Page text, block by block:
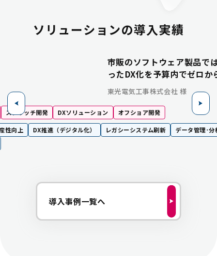
ソリューションの導入実績
市販のソフトウェア製品で
ったDX化を予算内でゼロか
東光電気工事株式会社 様
スクラッチ開発 DXソリューション オフショア開発
性向上 DX推進（デジタル化） レガシーシステム刷新 データ管理･分
導入事例一覧へ